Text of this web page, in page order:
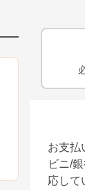
お支払
ビニ/
応して